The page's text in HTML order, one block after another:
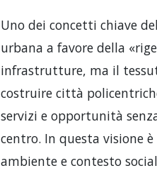
Uno dei concetti chiave
urbana a favore della
infrastrutture, ma il
costruire città
servizi e opportunità
centro. In questa visione
ambiente e contesto